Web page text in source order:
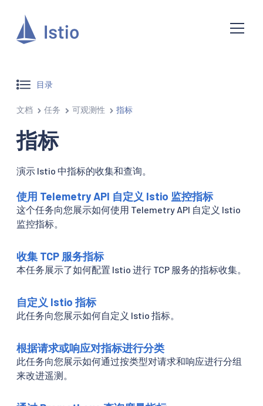
目录
文档 任务 可观测性 指标
指标
演示 Istio 中指标的收集和查询。
使用 Telemetry API 自定义 Istio 监控指标
这个任务向您展示如何使用 Telemetry API 自定义 Istio
监控指标。
收集 TCP 服务指标
本任务展示了如何配置 Istio 进行 TCP 服务的指标收集。
自定义 Istio 指标
此任务向您展示如何自定义 Istio 指标。
根据请求或响应对指标进行分类
此任务向您展示如何通过按类型对请求和响应进行分组
来改进遥测。